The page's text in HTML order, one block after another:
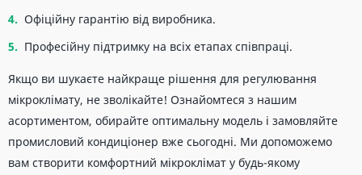
Офіційну гарантію від виробника.
Професійну підтримку на всіх етапах співпраці.
Якщо ви шукаєте найкраще рішення для регулювання
мікроклімату, не зволікайте! Ознайомтеся з нашим
асортиментом, обирайте оптимальну модель і замовляйте
промисловий кондиціонер вже сьогодні. Ми допоможемо
вам створити комфортний мікроклімат у будь-якому